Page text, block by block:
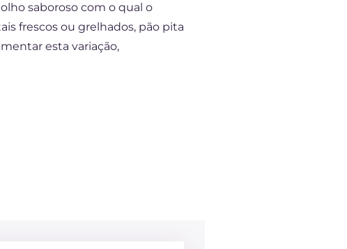
saboroso com o qual o
frescos ou grelhados, pão pita
esta variação,